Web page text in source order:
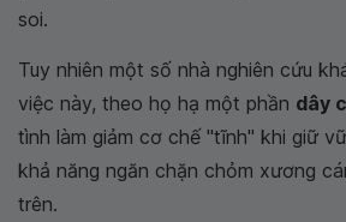
soi.
Tuy nhiên một số nhà nghiên cứu
việc này, theo họ hạ một phần dây
tình làm giảm cơ chế "tĩnh" khi giữ
khả năng ngăn chặn chỏm xương
trên.